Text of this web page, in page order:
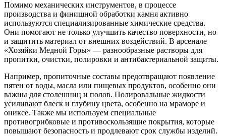
Помимо механических инструментов, в процессе
производства и финишной обработки камня активно
используются специализированные химические средства.
Они помогают не только улучшить качество поверхности, но
и защитить материал от внешних воздействий. В арсенале
«Хозяйки Медной Горы» — разнообразные растворы для
пропитки, очистки, полировки и антибактериальной защиты.
Например, пропиточные составы предотвращают появление
пятен от воды, масла или пищевых продуктов, особенно они
важны для столешниц и полов. Полировальные жидкости
усиливают блеск и глубину цвета, особенно на мраморе и
ониксе. Также мы используем специальные
противогрибковые и противоскользящие покрытия, которые
повышают безопасность и продлевают срок службы изделий.